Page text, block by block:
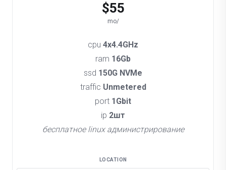
$55
/mo
cpu 4x4.4GHz
ram 16Gb
ssd 150G NVMe
traffic Unmetered
port 1Gbit
ip 2шт
бесплатное linux администрирование
LOCATION